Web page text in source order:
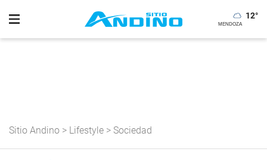
12°
Sitio Andino > Lifestyle > Sociedad